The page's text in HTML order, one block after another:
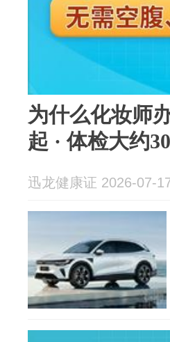
为什么化妆师
起 · 体检大约
迅龙健康证 2026-07-